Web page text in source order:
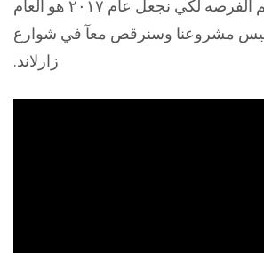
البعض سوف تغتنم الفرصه لكي نجعل عام ٢٠١٧ هو العام
مشروعنا وسنرقص معآ في شوارع
زارلاند.